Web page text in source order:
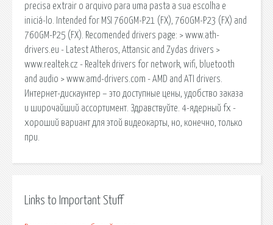
precisa extrair o arquivo para uma pasta a sua escolha e
iniciá-lo. Intended for MSI 760GM-P21 (FX), 760GM-P23 (FX) and
760GM-P25 (FX). Recomended drivers page: > www.ath-
drivers.eu - Latest Atheros, Attansic and Zydas drivers >
www.realtek.cz - Realtek drivers for network, wifi, bluetooth
and audio > www.amd-drivers.com - AMD and ATI drivers.
Интернет-дискаунтер – это доступные цены, удобство заказа
и широчайший ассортимент. Здравствуйте. 4-ядерный fx -
хороший вариант для этой видеокарты, но, конечно, только
при.
Links to Important Stuff